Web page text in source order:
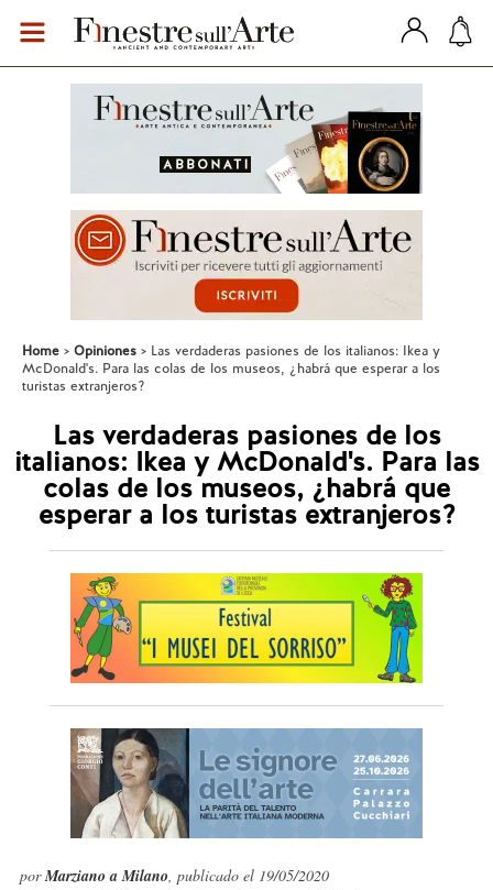
Home Opiniones
Las verdaderas pasiones de los italianos: Ikea y
McDonald's. Para las colas de los museos, ¿habrá que esperar a los
turistas extranjeros?
Las verdaderas pasiones de los
italianos: Ikea y McDonald's. Para las
colas de los museos, ¿habrá que
esperar a los turistas extranjeros?
porMarziano a Milano, publicado el 19/05/2020